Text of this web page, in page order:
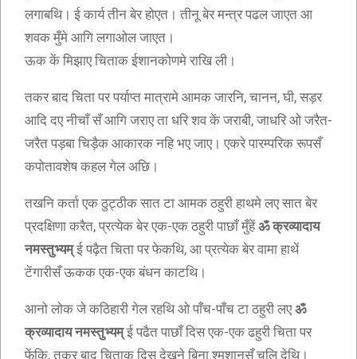
लगाबथि। ई कार्य तीन बेर होएत। तीनू बेर मन्त्र पढल जाएत आ
शवक मुँमे आगि लगाओल जाएत।
ऊक कें मिझाए चिताक ईशानकोणमे राखि ली।
तकर बाद चिता पर पर्याप्त मात्रामे आमक जारनि, चानन, घी, सड़र
आदि दए नीचाँ सँ आगि जराए ता धरि शव कें जराबी, जाधरि ओ जरैत-
जरैत पड़बा चिड़ैक आकारक नहि भए जाए। एकरे पारम्परिक रूपसँ
कपोतावशेष कहल गेल अछि।
तखनि कर्ता एक ठुट्ठीक सात टा आमक ठहुरी हाथमे लए सात बेर
प्रदक्षिणा करैत, प्रत्येक बेर एक-एक ठहुरी पाछाँ मुँहेंॐ क्रव्यादाय
नमस्तुभ्यम्ई पढ़ैत चिता पर फेकथि, आ प्रत्येक बेर वामा हाथें
टेंगारीसँ ऊकक एक-एक बंधन काटथि।
आनो लोक जे कठिहारी गेल रहथि ओ पाँच-पाँच टा ठहुरी लएॐ
क्रव्यादाय नमस्तुभ्यम्ई पढैत पाछाँ दिस एक-एक ढहुरी चिता पर
फेंकि, तकर बाद चिताक दिस देखने बिना श्मशानसँ चलि देथि।